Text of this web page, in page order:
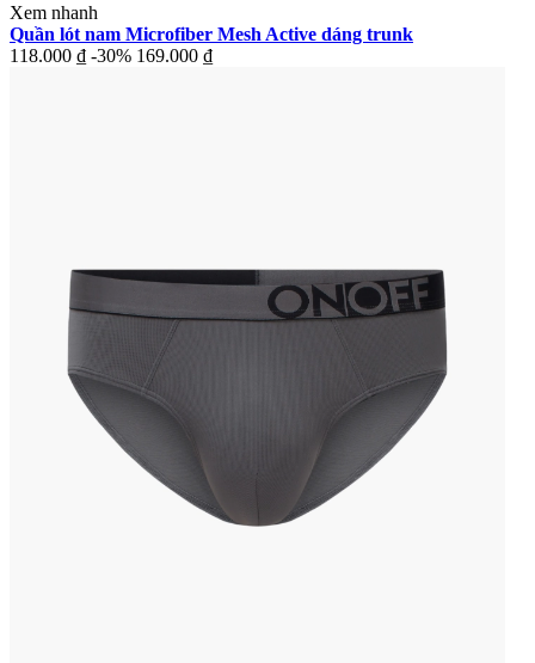
Xem nhanh
Quần lót nam Microfiber Mesh Active dáng trunk
118.000 ₫ -30% 169.000 ₫